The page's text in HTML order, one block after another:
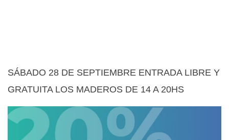
SÁBADO 28 DE SEPTIEMBRE ENTRADA LIBRE Y
GRATUITA LOS MADEROS DE 14 A 20HS